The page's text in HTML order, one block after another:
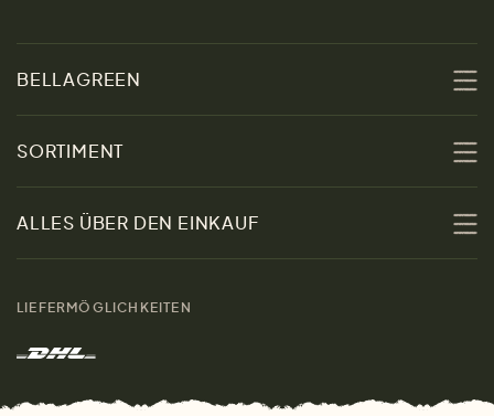
BELLAGREEN
Über uns
Nachhaltigkeit
Kontakt
Marken
Das freundliche Magazin
SORTIMENT
Sale
Damen
Herren
ALLES ÜBER DEN EINKAUF
LIEFERMÖGLICHKEITEN